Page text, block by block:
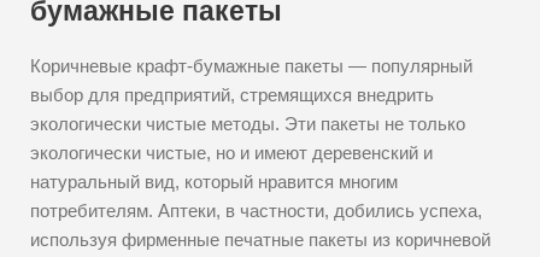
бумажные пакеты
Коричневые крафт-бумажные пакеты — популярный
выбор для предприятий, стремящихся внедрить
экологически чистые методы. Эти пакеты не только
экологически чистые, но и имеют деревенский и
натуральный вид, который нравится многим
потребителям. Аптеки, в частности, добились успеха,
используя фирменные печатные пакеты из коричневой